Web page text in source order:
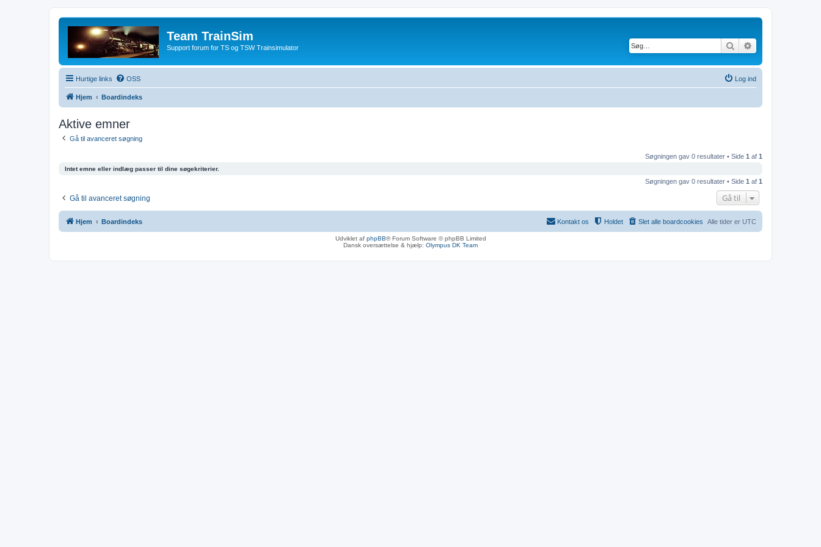
Team TrainSim
Support forum for TS og TSW Trainsimulator Søg
Hurtige links OSS Log ind
Hjem Boardindeks
Aktive emner
Gå til avanceret søgning
Søgningen gav 0 resultater • Side 1 af 1
Intet emne eller indlæg passer til dine søgekriterier.
Søgningen gav 0 resultater • Side 1 af 1
Gå til avanceret søgning Gå til
Hjem Boardindeks Alle tider er UTC
Slet alle boardcookies
Holdet
Kontakt os
Udviklet af phpBB® Forum Software © phpBB Limited
Dansk oversættelse & hjælp: Olympus DK Team